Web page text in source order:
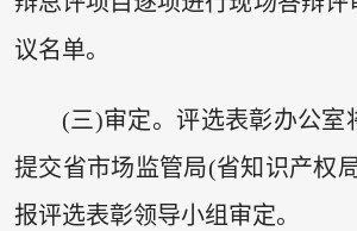
议名单。
(三)审定。评选表彰办公室
提交省市场监管局(省知识产权
报评选表彰领导小组审定。